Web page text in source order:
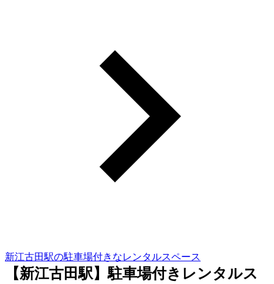
新江古田駅の駐車場付きなレンタルスペース
【新江古田駅】駐車場付きレンタルス